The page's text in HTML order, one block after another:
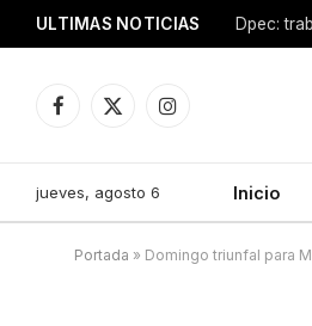
ULTIMAS NOTICIAS Dpec:
Facebook
X
Instagram
jueves, agosto 6 Inicio
Portada » Domingo triunfal para